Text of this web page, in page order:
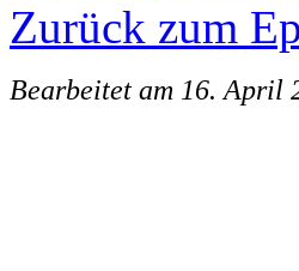
Zurück zum
Bearbeitet am 16. April